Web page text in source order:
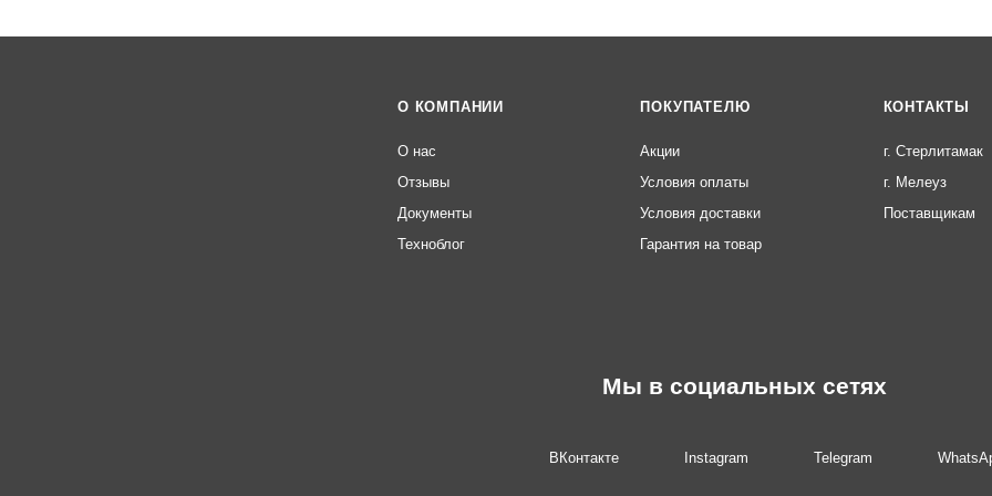
О КОМПАНИИ
О нас
Отзывы
Документы
Техноблог
ПОКУПАТЕЛЮ
Акции
Условия оплаты
Условия доставки
Гарантия на товар
КОНТАКТЫ
г. Стерлитамак
г. Мелеуз
Поставщикам
Мы в социальных сетях
ВКонтакте Instagram Telegram